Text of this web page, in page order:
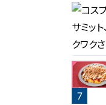
7